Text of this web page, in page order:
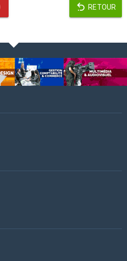
RETOUR